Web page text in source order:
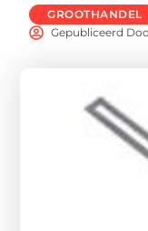
GROOTHANDEL
Gepubliceerd